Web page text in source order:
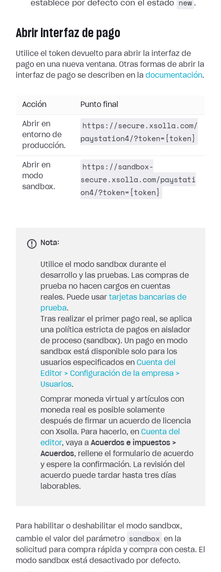
establece por defecto con el estado
new .
Abrir interfaz de pago
Utilice el token devuelto para abrir la interfaz de
pago en una nueva ventana. Otras formas de abrir la
interfaz de pago se describen en la documentación.
Acción Punto final
Abrir en
entorno de
producción.
https://secure.xsolla.com/
paystation4/?token={token}
Abrir en
modo
sandbox.
https://sandbox-
secure.xsolla.com/paystati
on4/?token={token}
Nota:
Utilice el modo sandbox durante el
desarrollo y las pruebas. Las compras de
prueba no hacen cargos en cuentas
reales. Puede usar tarjetas bancarias de
prueba.
Tras realizar el primer pago real, se aplica
una política estricta de pagos en aislador
de proceso (sandbox). Un pago en modo
sandbox está disponible solo para los
usuarios especificados en Cuenta del
Editor > Configuración de la empresa >
Usuarios.
Comprar moneda virtual y artículos con
moneda real es posible solamente
después de firmar un acuerdo de licencia
con Xsolla. Para hacerlo, en Cuenta del
editor, vaya a Acuerdos e impuestos >
Acuerdos, rellene el formulario de acuerdo
y espere la confirmación. La revisión del
acuerdo puede tardar hasta tres días
laborables.
Para habilitar o deshabilitar el modo sandbox,
cambie el valor del parámetro
sandbox
en la
solicitud para compra rápida y compra con cesta. El
modo sandbox está desactivado por defecto.